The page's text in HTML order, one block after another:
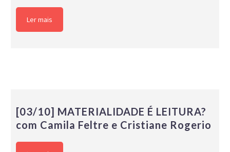
Ler mais
[03/10] MATERIALIDADE É LEITURA?
com Camila Feltre e Cristiane Rogerio